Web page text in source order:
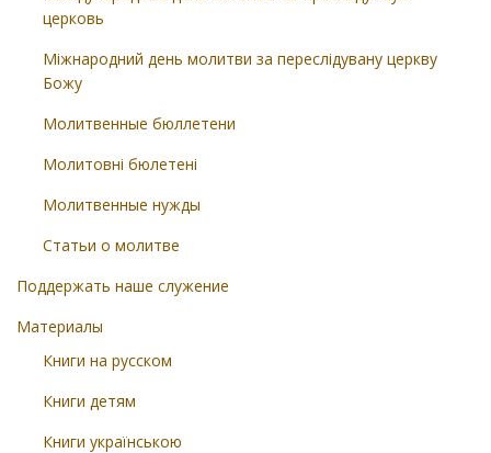
церковь
Міжнародний день молитви за переслідувану церкву
Божу
Молитвенные бюллетени
Молитовні бюлетені
Молитвенные нужды
Статьи о молитве
Поддержать наше служение
Материалы
Книги на русском
Книги детям
Книги українською